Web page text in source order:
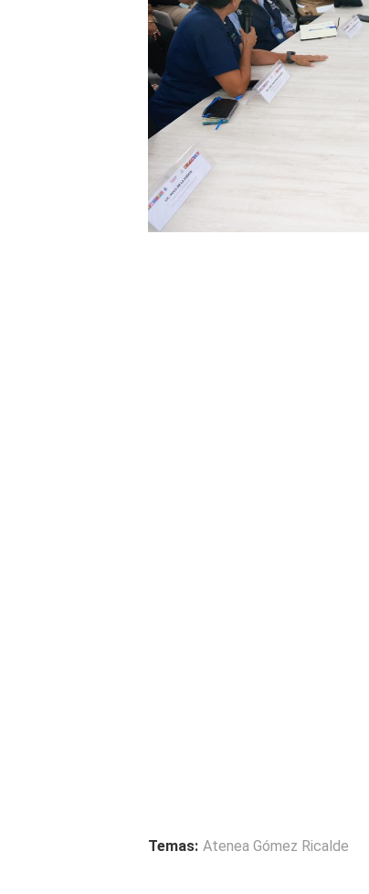
Temas: Atenea Gómez Ricalde